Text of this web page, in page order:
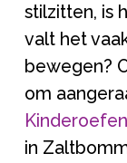
stilzitten, is
valt het
bewegen?
om
in